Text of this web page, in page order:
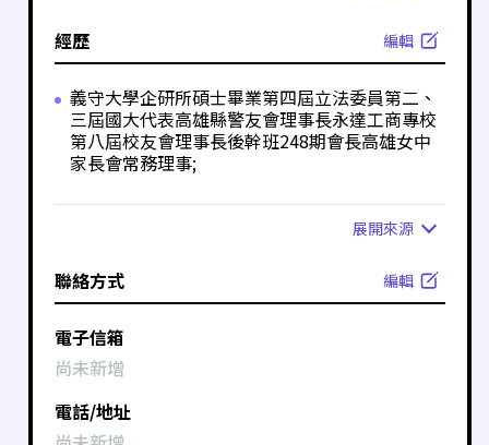
經歷 編輯
義守大學企研所碩士畢業第四屆立法委員第二、
三屆國大代表高雄縣警友會理事長永達工商專校
第八屆校友會理事長後幹班248期會長高雄女中
家長會常務理事;
展開來源
聯絡方式 編輯
電子信箱
尚未新增
電話/地址